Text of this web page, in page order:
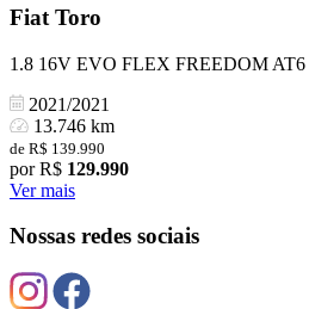
Fiat Toro
1.8 16V EVO FLEX FREEDOM AT6
2021/2021
13.746 km
de R$ 139.990
por R$ 129.990
Ver mais
Nossas redes sociais